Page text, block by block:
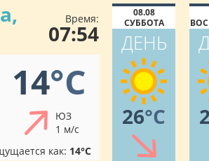
Время:
07:54
14°C
ЮЗ
1 м/с
как: 14°C
08.08
СУББОТА
ДЕНЬ
26°C